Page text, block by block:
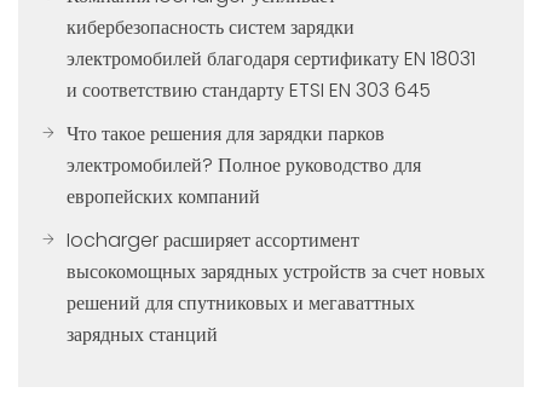
кибербезопасность систем зарядки
электромобилей благодаря сертификату EN 18031
и соответствию стандарту ETSI EN 303 645
Что такое решения для зарядки парков
электромобилей? Полное руководство для
европейских компаний
Iocharger расширяет ассортимент
высокомощных зарядных устройств за счет новых
решений для спутниковых и мегаваттных
зарядных станций